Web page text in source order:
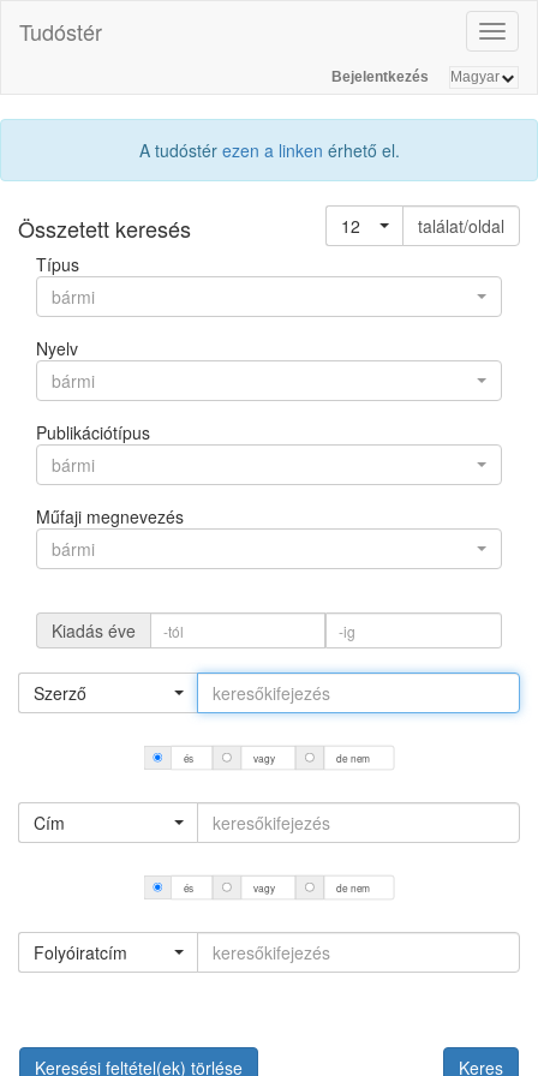
Tudóstér
Bejelentkezés
A tudóstér ezen a linken érhető el.
Összetett keresés 12
találat/oldal
Típus
bármi
Nyelv
bármi
Publikációtípus
bármi
Műfaji megnevezés
bármi
Kiadás éve
Szerző
és vagy de nem
Cím
és vagy de nem
Folyóiratcím
Keresési feltétel(ek) törlése